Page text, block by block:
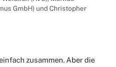
GmbH) und Christopher
zusammen. Aber die